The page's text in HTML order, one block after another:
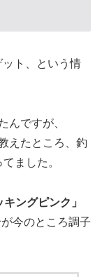
ト、という情
んですが、
えたところ、釣
ました。
ングピンク」
今のところ調子